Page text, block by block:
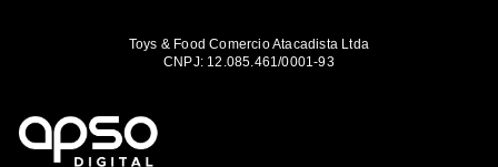
Toys & Food Comercio Atacadista Ltda
CNPJ: 12.085.461/0001-93